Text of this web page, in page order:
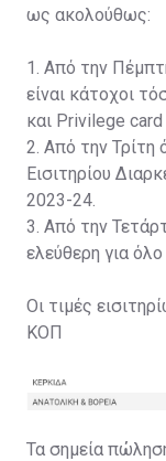
ως ακολούθως:
1. Από την
είναι κάτοχοι
και Privilege
2. Από την Τρίτη
Εισιτηρίου
2023-24.
3. Από την
ελεύθερη για
Οι τιμές
ΚΟΠ
Τα σημεία